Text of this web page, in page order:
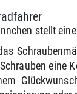
stellt
eine